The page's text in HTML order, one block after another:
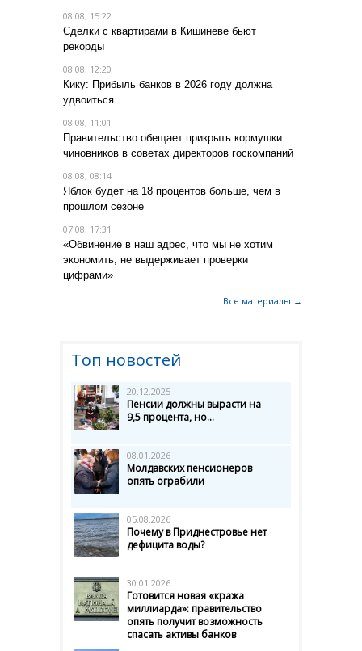
08.08, 15:22
Сделки с квартирами в Кишиневе бьют
рекорды
08.08, 12:20
Кику: Прибыль банков в 2026 году должна
удвоиться
08.08, 11:01
Правительство обещает прикрыть кормушки
чиновников в советах директоров госкомпаний
08.08, 08:14
Яблок будет на 18 процентов больше, чем в
прошлом сезоне
07.08, 17:31
«Обвинение в наш адрес, что мы не хотим
экономить, не выдерживает проверки
цифрами»
Все материалы →
Топ новостей
20.12.2025
Пенсии должны вырасти на
9,5 процента, но...
08.01.2026
Молдавских пенсионеров
опять ограбили
05.08.2026
Почему в Приднестровье нет
дефицита воды?
30.01.2026
Готовится новая «кража
миллиарда»: правительство
опять получит возможность
спасать активы банков